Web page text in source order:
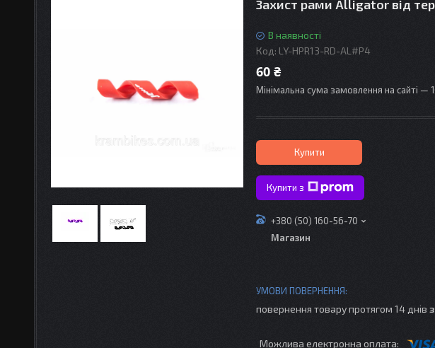
Захист рами Alligator від
В наявності
Код: LY-HPR13-RD-AL#P4
60 ₴
Мінімальна сума замовлення на сайті —
Купити
Купити з
+380 (50) 160-56-70
Магазин
повернення товару протягом 14 днів